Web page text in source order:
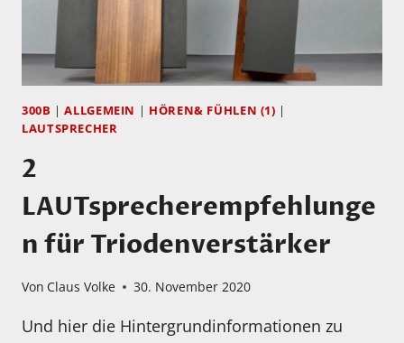
300B |ALLGEMEIN | HÖREN& FÜHLEN (1) |
LAUTSPRECHER
2
LAUTsprecherempfehlunge
n für Triodenverstärker
Von Claus Volke 30. November 2020
Und hier die Hintergrundinformationen zu